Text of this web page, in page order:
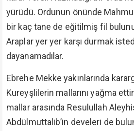
yürüdü. Ordunun önünde
bir kaç tane de eğitilmiş fil
Araplar yer yer karşı durmak
dayanamadılar.
Ebrehe Mekke yakınlarında
Kureyşlilerin mallarını yağma
mallar arasında Resulullah
Abdülmuttalib’in develeri de